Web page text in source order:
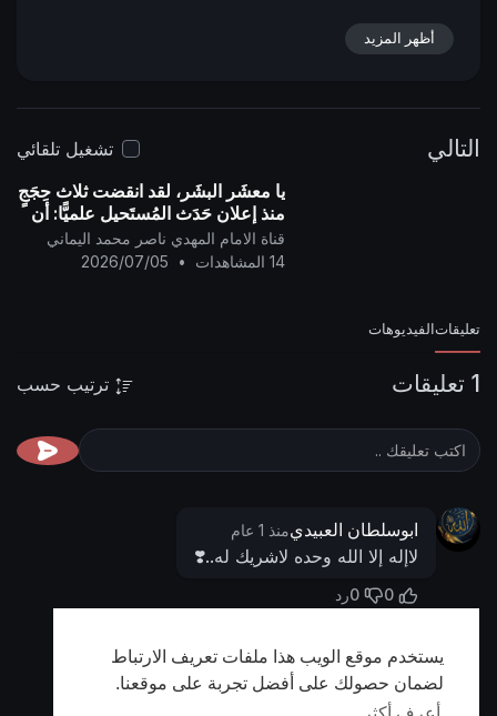
يستخدم موقع الويب هذا ملفات تعريف الارتباط
لضمان حصولك على أفضل تجربة على موقعنا.
أظهر المزيد
التالي
تشغيل تلقائي
يا معشَر البشَر، لقد انقضت ثلاث حِجَجٍ
منذ إعلان حَدَث المُستَحيل علميًّا: أن
يتحوَّل صقيعُ (فريزر) تسعين درجةً
تحت الصفر - شتاء ليل الُقطب
قناة الامام المهدي ناصر محمد اليماني
14 المشاهدات
•
2026/07/05
تعليقات الفيديوهات
1 تعليقات ترتيب حسب
ابوسلطان العبيديمنذ 1 عام
لاإله إلا الله وحده لاشريك له..❣️
0
0رد
أظهر المزيد